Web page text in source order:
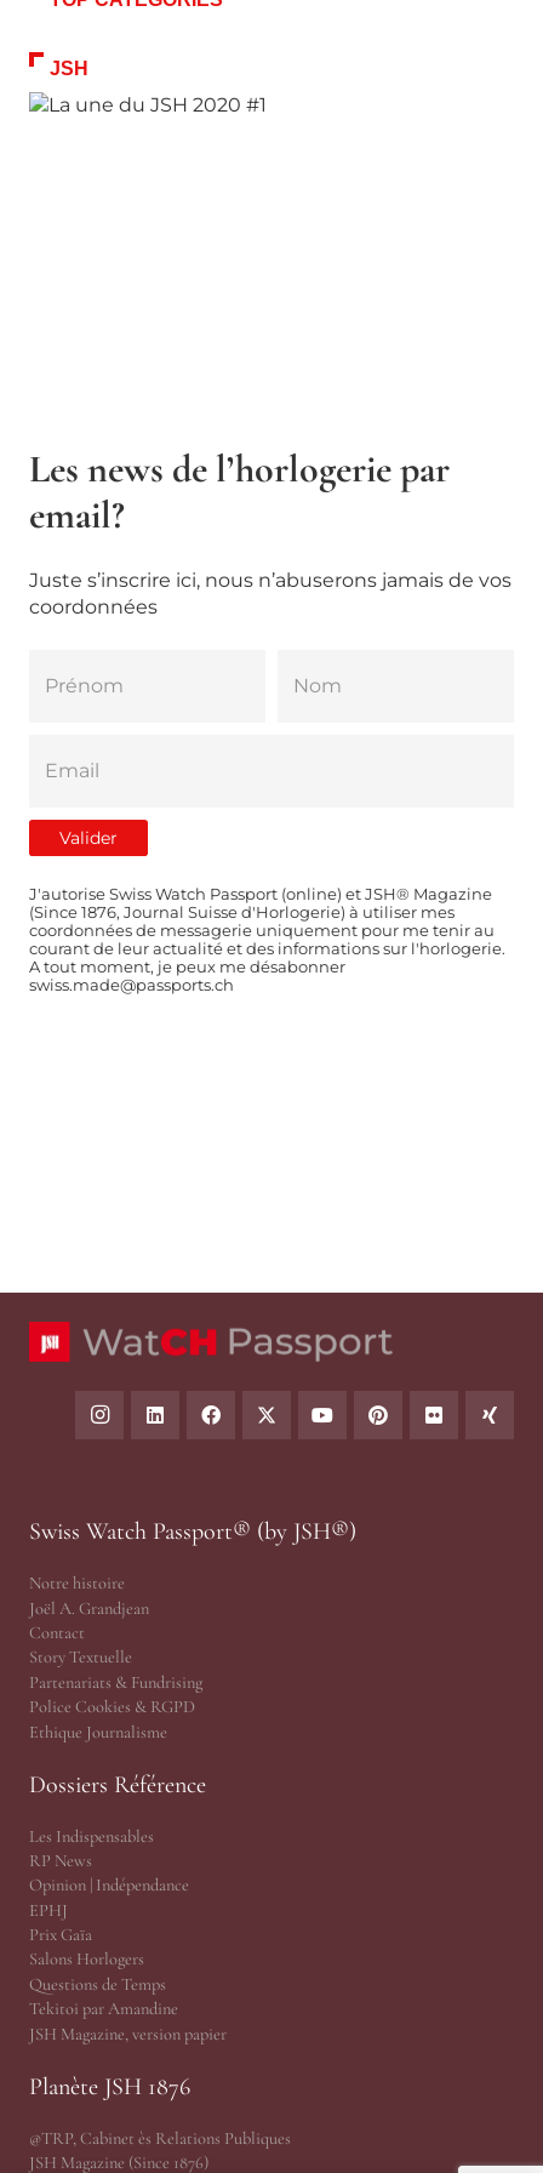
JSH
Les news de l’horlogerie par
email?
Juste s’inscrire ici, nous n’abuserons jamais de vos
coordonnées
J'autorise Swiss Watch Passport (online) et JSH® Magazine
(Since 1876, Journal Suisse d'Horlogerie) à utiliser mes
coordonnées de messagerie uniquement pour me tenir au
courant de leur actualité et des informations sur l'horlogerie.
A tout moment, je peux me désabonner
swiss.made@passports.ch
Swiss Watch Passport® (by JSH®)
Notre histoire
Joël A. Grandjean
Contact
Story Textuelle
Partenariats & Fundrising
Police Cookies & RGPD
Ethique Journalisme
Dossiers Référence
Les Indispensables
RP News
Opinion | Indépendance
EPHJ
Prix Gaïa
Salons Horlogers
Questions de Temps
Tekitoi par Amandine
JSH Magazine, version papier
Planète JSH 1876
@TRP, Cabinet ès Relations Publiques
JSH Magazine (Since 1876)